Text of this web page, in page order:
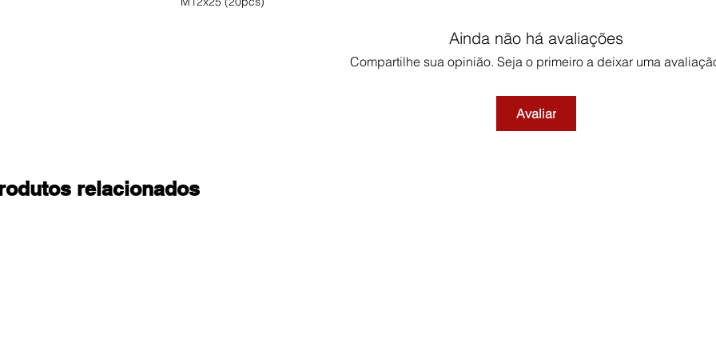
Ainda não há avaliações
Compartilhe sua opinião. Seja o primeiro a deixar uma
Avaliar
relacionados